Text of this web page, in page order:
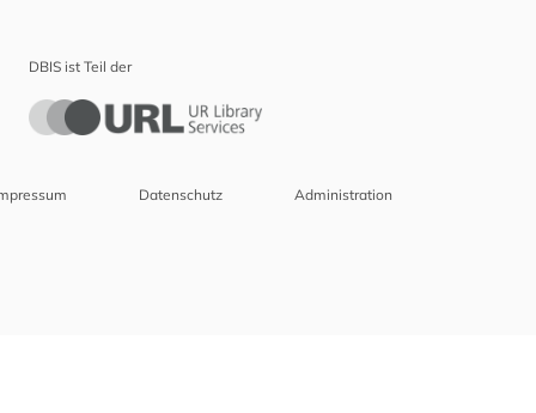
DBIS ist Teil der
Datenschutz Administration